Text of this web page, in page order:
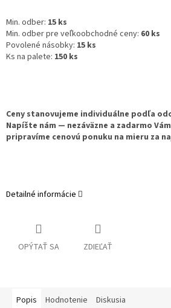
Min. odber: 15 ks
Min. odber pre veľkoobchodné ceny: 60 ks
Povolené násobky: 15 ks
Ks na palete: 150 ks
Ceny stanovujeme individuálne podľa
Napíšte nám — nezáväzne a zadarmo
pripravíme cenovú ponuku na mieru za
Detailné informácie
OPÝTAŤ SA ZDIEĽAŤ
Popis Hodnotenie Diskusia